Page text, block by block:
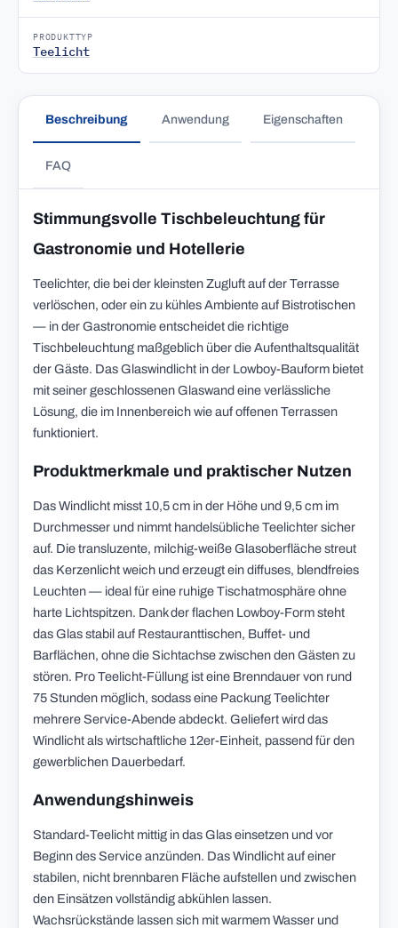
PRODUKTTYP
Teelicht
Beschreibung Anwendung Eigenschaften
FAQ
Stimmungsvolle Tischbeleuchtung für
Gastronomie und Hotellerie
Teelichter, die bei der kleinsten Zugluft auf der Terrasse
verlöschen, oder ein zu kühles Ambiente auf Bistrotischen
— in der Gastronomie entscheidet die richtige
Tischbeleuchtung maßgeblich über die Aufenthaltsqualität
der Gäste. Das Glaswindlicht in der Lowboy-Bauform bietet
mit seiner geschlossenen Glaswand eine verlässliche
Lösung, die im Innenbereich wie auf offenen Terrassen
funktioniert.
Produktmerkmale und praktischer Nutzen
Das Windlicht misst 10,5 cm in der Höhe und 9,5 cm im
Durchmesser und nimmt handelsübliche Teelichter sicher
auf. Die transluzente, milchig-weiße Glasoberfläche streut
das Kerzenlicht weich und erzeugt ein diffuses, blendfreies
Leuchten — ideal für eine ruhige Tischatmosphäre ohne
harte Lichtspitzen. Dank der flachen Lowboy-Form steht
das Glas stabil auf Restauranttischen, Buffet- und
Barflächen, ohne die Sichtachse zwischen den Gästen zu
stören. Pro Teelicht-Füllung ist eine Brenndauer von rund
75 Stunden möglich, sodass eine Packung Teelichter
mehrere Service-Abende abdeckt. Geliefert wird das
Windlicht als wirtschaftliche 12er-Einheit, passend für den
gewerblichen Dauerbedarf.
Anwendungshinweis
Standard-Teelicht mittig in das Glas einsetzen und vor
Beginn des Service anzünden. Das Windlicht auf einer
stabilen, nicht brennbaren Fläche aufstellen und zwischen
den Einsätzen vollständig abkühlen lassen.
Wachsrückstände lassen sich mit warmem Wasser und